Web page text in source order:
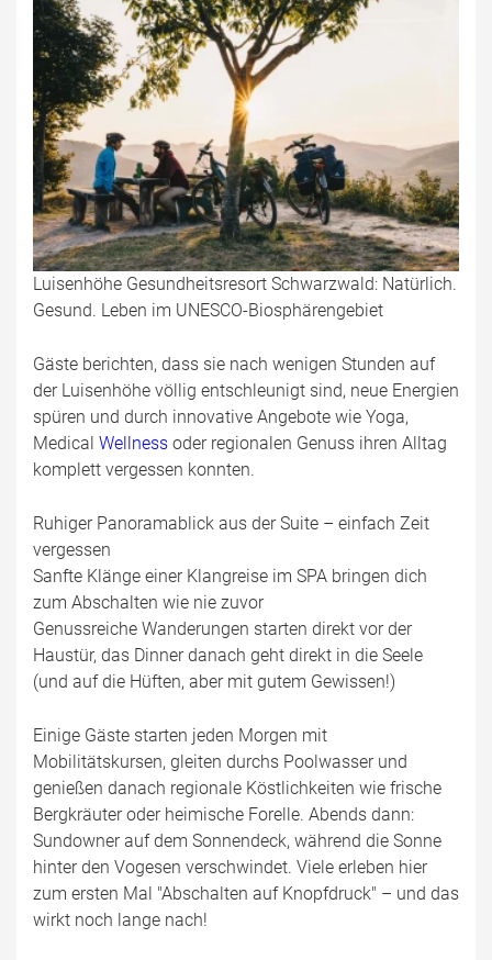
Luisenhöhe Gesundheitsresort Schwarzwald: Natürlich.
Gesund. Leben im UNESCO-Biosphärengebiet
Gäste berichten, dass sie nach wenigen Stunden auf
der Luisenhöhe völlig entschleunigt sind, neue Energien
spüren und durch innovative Angebote wie Yoga,
Medical Wellness oder regionalen Genuss ihren Alltag
komplett vergessen konnten.
Ruhiger Panoramablick aus der Suite – einfach Zeit
vergessen
Sanfte Klänge einer Klangreise im SPA bringen dich
zum Abschalten wie nie zuvor
Genussreiche Wanderungen starten direkt vor der
Haustür, das Dinner danach geht direkt in die Seele
(und auf die Hüften, aber mit gutem Gewissen!)
Einige Gäste starten jeden Morgen mit
Mobilitätskursen, gleiten durchs Poolwasser und
genießen danach regionale Köstlichkeiten wie frische
Bergkräuter oder heimische Forelle. Abends dann:
Sundowner auf dem Sonnendeck, während die Sonne
hinter den Vogesen verschwindet. Viele erleben hier
zum ersten Mal "Abschalten auf Knopfdruck" – und das
wirkt noch lange nach!